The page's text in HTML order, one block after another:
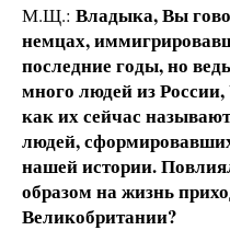
М.Щ.: Владыка, Вы
немцах,
последние годы, но
много людей из
как их сейчас
людей,
нашей истории.
образом на жизнь
Великобритании?